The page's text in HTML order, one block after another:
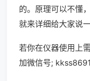
的。原理可以不懂
就来详细给大家说
若你在仪器使用上
加微信号;